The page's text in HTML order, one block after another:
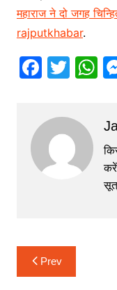
महाराज ने दो जगह
rajputkhabar.
F
c
e
b
o
T
itt
er s
A
p
p
Post
navigation
Prev